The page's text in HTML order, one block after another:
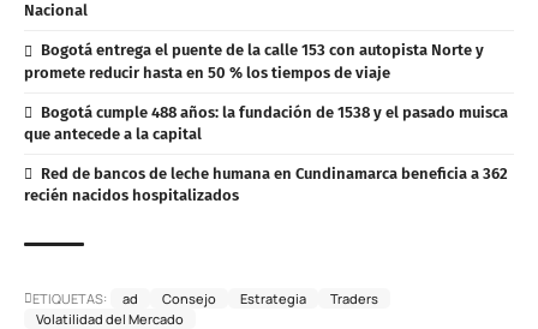
Nacional
Bogotá entrega el puente de la calle 153 con autopista Norte y
promete reducir hasta en 50 % los tiempos de viaje
Bogotá cumple 488 años: la fundación de 1538 y el pasado muisca
que antecede a la capital
Red de bancos de leche humana en Cundinamarca beneficia a 362
recién nacidos hospitalizados
ETIQUETAS: ad Consejo Estrategia
Traders
Volatilidad del Mercado